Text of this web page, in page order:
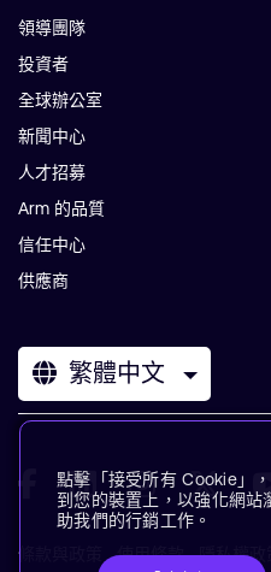
領導團隊
投資者
全球辦公室
新聞中心
人才招募
Arm 的品質
信任中心
供應商
繁體中文
條款與政策 使用條款 隱私權政
點擊「接受所有 Cookie」
到您的裝置上，以強化網
助我們的行銷工作。